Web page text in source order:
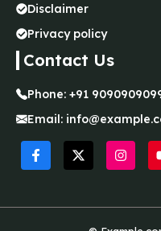
Disclaimer
Privacy policy
Contact Us
Phone: +91
Email: